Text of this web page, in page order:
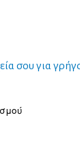
σου για